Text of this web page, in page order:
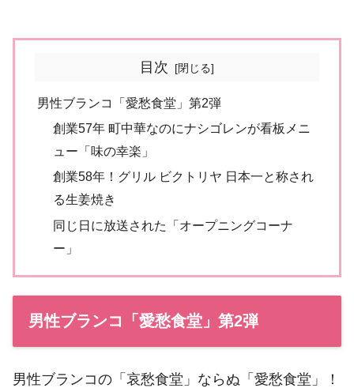
目次
男性ブランコ「愛愁食堂」第2弾
創業57年 町中華なのにナシゴレンが看板メニ
ュー「味の幸楽」
創業58年！グリル ビクトリヤ 日本一と称され
る生姜焼き
同じ日に放送された「オープニングコーナ
ー」
男性ブランコ「愛愁食堂」第2弾
男性ブランコの「哀愁食堂」ならぬ「愛愁食堂」！